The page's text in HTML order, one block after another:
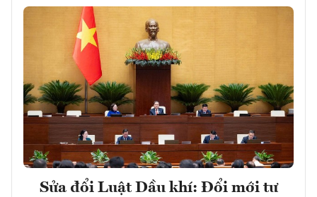
Sửa đổi Luật Dầu khí: Đổi mới tư